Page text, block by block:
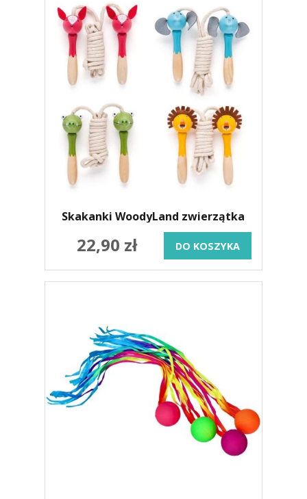
Skakanki WoodyLand zwierzątka
22,90 zł DO KOSZYKA